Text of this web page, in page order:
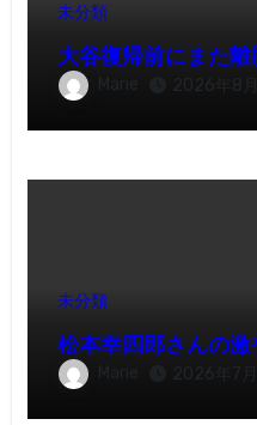
未分類
大谷復帰前にまた離
Marie 2026年8月
未分類
松本幸四郎さんの
Marie 2026年7月